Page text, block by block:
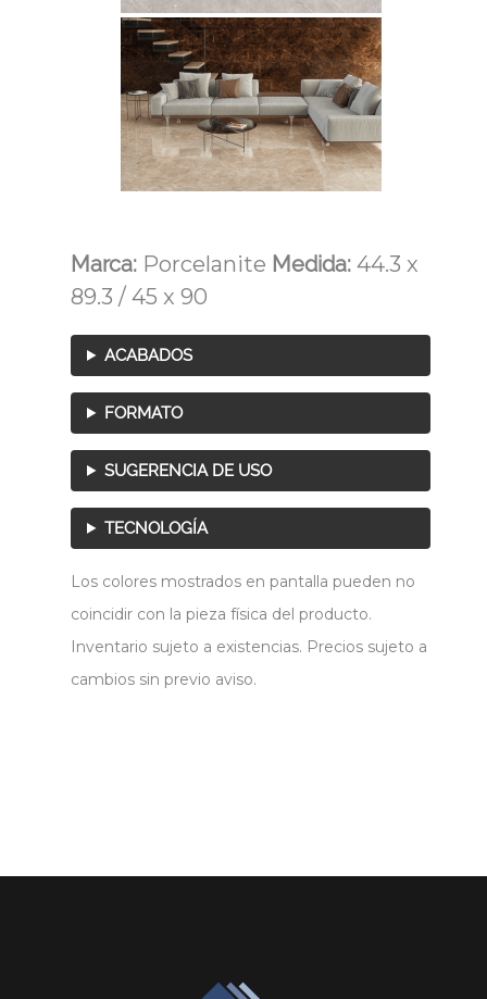
Marca: Porcelanite Medida: 44.3 x
89.3 / 45 x 90
ACABADOS
FORMATO
SUGERENCIA DE USO
TECNOLOGÍA
Los colores mostrados en pantalla pueden no
coincidir con la pieza física del producto.
Inventario sujeto a existencias. Precios sujeto a
cambios sin previo aviso.